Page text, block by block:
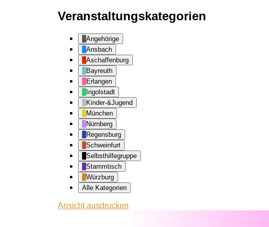
Veranstaltungskategorien
Angehörige
Ansbach
Aschaffenburg
Bayreuth
Erlangen
Ingolstadt
Kinder-&Jugend
München
Nürnberg
Regensburg
Schweinfurt
Selbsthilfegruppe
Stammtisch
Würzburg
Alle Kategorien
Ansichtausdrucken